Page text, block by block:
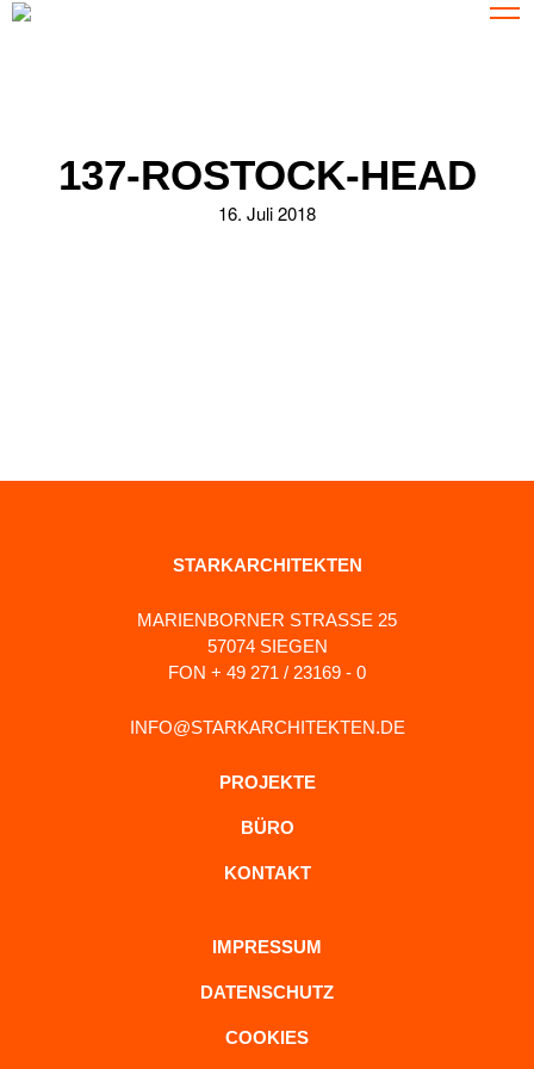
137-ROSTOCK-HEAD
16. Juli 2018
STARKARCHITEKTEN
MARIENBORNER STRASSE 25
57074 SIEGEN
FON + 49 271 / 23169 - 0
INFO@STARKARCHITEKTEN.DE
PROJEKTE
BÜRO
KONTAKT
IMPRESSUM
DATENSCHUTZ
COOKIES